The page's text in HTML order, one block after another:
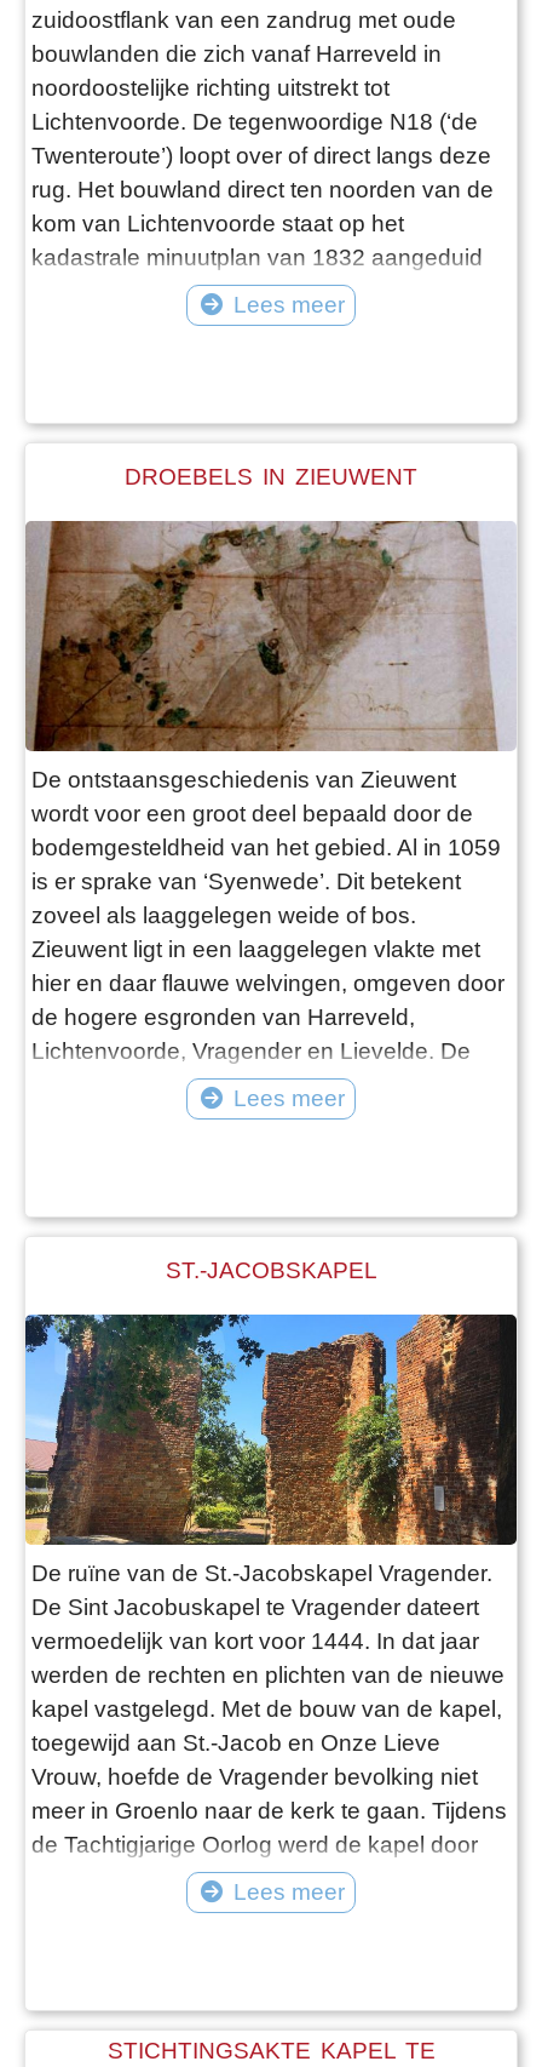
zuidoostflank van een zandrug met oude
bouwlanden die zich vanaf Harreveld in
noordoostelijke richting uitstrekt tot
Lichtenvoorde. De tegenwoordige N18 (‘de
Twenteroute’) loopt over of direct langs deze
rug. Het bouwland direct ten noorden van de
kom van Lichtenvoorde staat op het
kadastrale minuutplan van 1832 aangeduid
als “De Hooge Es”. Hieromheen is in de
prehistorie de eerste bewoning in de buurt
ontstaansgeschiedenis is nauw verbonden
Lees meer
DROEBELS IN ZIEUWENT
De ontstaansgeschiedenis van Zieuwent
wordt voor een groot deel bepaald door de
bodemgesteldheid van het gebied. Al in 1059
is er sprake van ‘Syenwede’. Dit betekent
zoveel als laaggelegen weide of bos.
Zieuwent ligt in een laaggelegen vlakte met
hier en daar flauwe welvingen, omgeven door
de hogere esgronden van Harreveld,
Lichtenvoorde, Vragender en Lievelde. De
eerste bewoners gaan op de hoger gelegen,
drogere dekzandruggen en dekzandkopjes
gezinnen bij elkaar vestigen. Maar het komt
Lees meer
ST.-JACOBSKAPEL
De ruïne van de St.-Jacobskapel Vragender.
De Sint Jacobuskapel te Vragender dateert
vermoedelijk van kort voor 1444. In dat jaar
werden de rechten en plichten van de nieuwe
kapel vastgelegd. Met de bouw van de kapel,
toegewijd aan St.-Jacob en Onze Lieve
Vrouw, hoefde de Vragender bevolking niet
meer in Groenlo naar de kerk te gaan. Tijdens
de Tachtigjarige Oorlog werd de kapel door
oorlogsgeweld zwaar toegetakeld en verviel
zij tot een ruïne
Lees meer
STICHTINGSAKTE KAPEL TE